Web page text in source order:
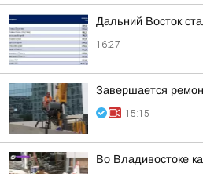
Дальний Восток
16:27
Завершается
15:15
Во Владивостоке